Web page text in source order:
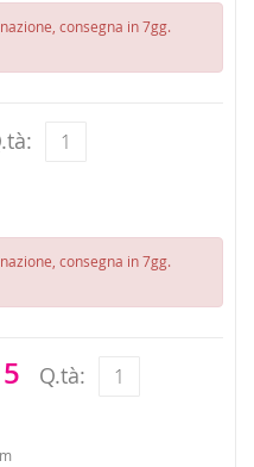
consegna in 7gg.
consegna in 7gg.
Q.tà: